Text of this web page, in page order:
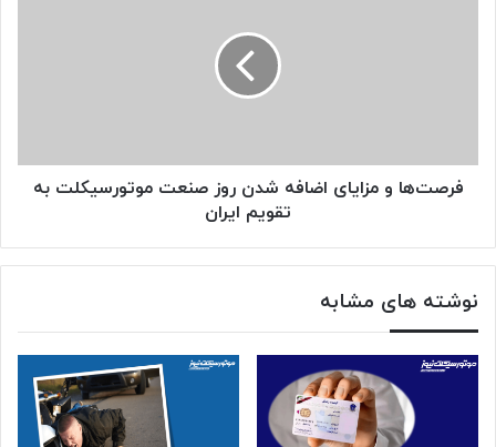
به
تقویم
فرصت‌ها و مزایای اضافه شدن روز صنعت موتورسیکلت به
تقویم ایران
نوشته های مشابه